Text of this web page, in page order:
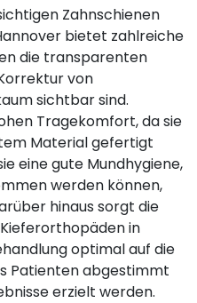
Zahnschienen
bietet zahlreiche
die transparenten
von
sichtbar sind.
Tragekomfort, da sie
Material gefertigt
eine gute Mundhygiene,
werden können,
hinaus sorgt die
in
optimal auf die
Patienten abgestimmt
erzielt werden.